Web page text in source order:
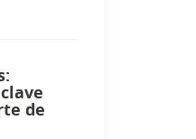
de